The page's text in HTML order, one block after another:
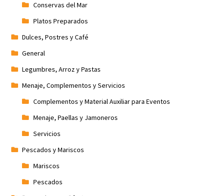
Conservas del Mar
Platos Preparados
Dulces, Postres y Café
General
Legumbres, Arroz y Pastas
Menaje, Complementos y Servicios
Complementos y Material Auxiliar para Eventos
Menaje, Paellas y Jamoneros
Servicios
Pescados y Mariscos
Mariscos
Pescados